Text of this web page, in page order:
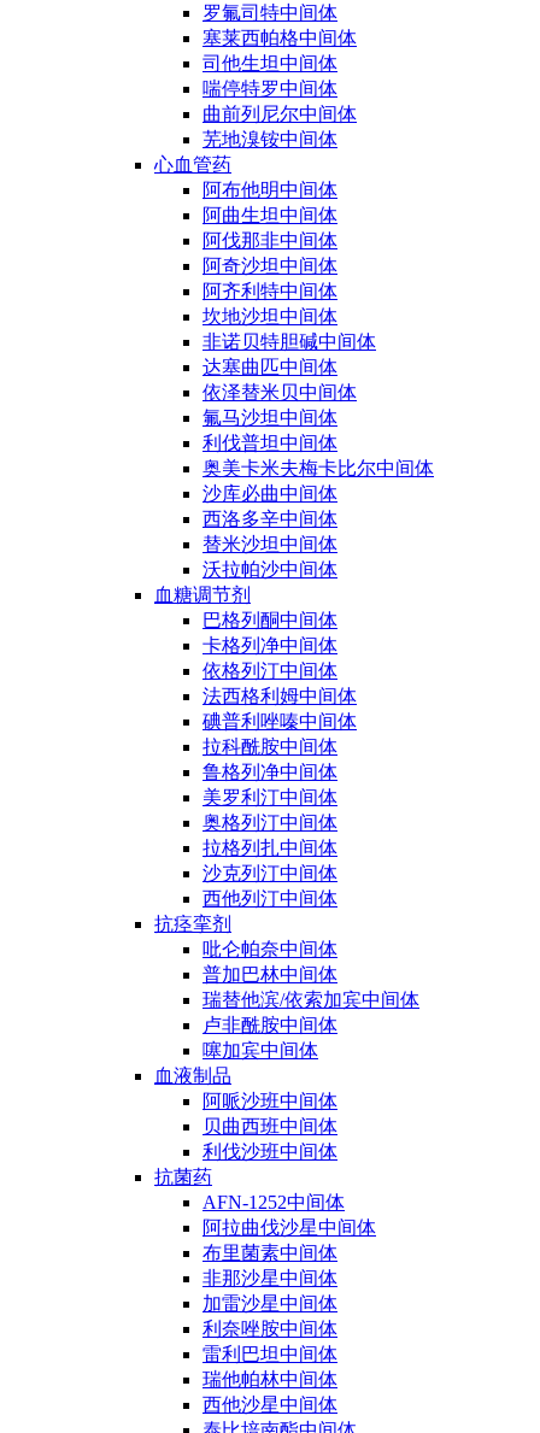
罗氟司特中间体
塞莱西帕格中间体
司他生坦中间体
喘停特罗中间体
曲前列尼尔中间体
芜地溴铵中间体
心血管药
阿布他明中间体
阿曲生坦中间体
阿伐那非中间体
阿奇沙坦中间体
阿齐利特中间体
坎地沙坦中间体
非诺贝特胆碱中间体
达塞曲匹中间体
依泽替米贝中间体
氟马沙坦中间体
利伐普坦中间体
奥美卡米夫梅卡比尔中间体
沙库必曲中间体
西洛多辛中间体
替米沙坦中间体
沃拉帕沙中间体
血糖调节剂
巴格列酮中间体
卡格列净中间体
依格列汀中间体
法西格利姆中间体
碘普利唑嗪中间体
拉科酰胺中间体
鲁格列净中间体
美罗利汀中间体
奥格列汀中间体
拉格列扎中间体
沙克列汀中间体
西他列汀中间体
抗痉挛剂
吡仑帕奈中间体
普加巴林中间体
瑞替他滨/依索加宾中间体
卢非酰胺中间体
噻加宾中间体
血液制品
阿哌沙班中间体
贝曲西班中间体
利伐沙班中间体
抗菌药
AFN-1252中间体
阿拉曲伐沙星中间体
布里菌素中间体
非那沙星中间体
加雷沙星中间体
利奈唑胺中间体
雷利巴坦中间体
瑞他帕林中间体
西他沙星中间体